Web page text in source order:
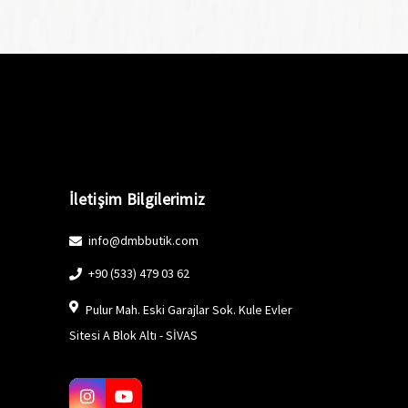
İletişim Bilgilerimiz
info@dmbbutik.com
+90 (533) 479 03 62
Pulur Mah. Eski Garajlar Sok. Kule Evler
Sitesi A Blok Altı - SİVAS